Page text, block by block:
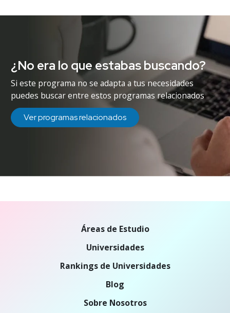
¿No era lo que estabas buscando?
Si este programa no se adapta a tus necesidades
puedes buscar entre estos programas relacionados
Ver programas relacionados
Áreas de Estudio
Universidades
Rankings de Universidades
Blog
Sobre Nosotros